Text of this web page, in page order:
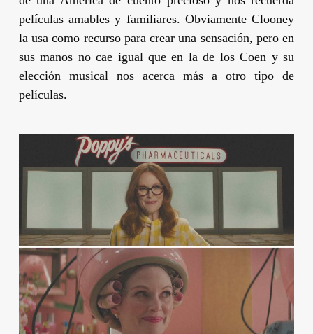
películas amables y familiares. ObviamenteClooney
la usa como recurso para crear una sensación, pero en
sus manos no cae igual que en la de losCoen y su
elección musical nos acerca más a otro tipo de
películas.